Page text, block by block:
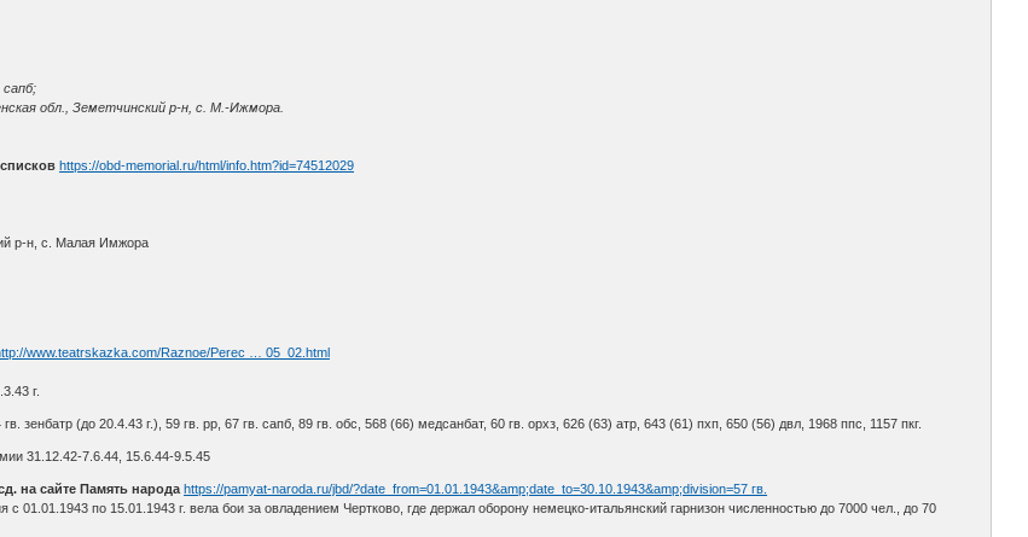
обл., Земетчинский р-н, с. М.-Ижмора.
https://obd-memorial.ru/html/info.htm?id=74512029
р-н, с. Малая Имжора
www.teatrskazka.com/Raznoe/Perec … 05_02.html
г.
зенбатр (до 20.4.43 г.), 59 гв. рр, 67 гв. сапб, 89 гв. обс, 568 (66) медсанбат, 60 гв. орхз, 626 (63) атр, 643 (61) пхп, 650 (56) двл, 1968 ппс, 1157 пкг.
31.12.42-7.6.44, 15.6.44-9.5.45
на сайте Память народа https://pamyat-naroda.ru/jbd/?date_from=01.01.1943&amp;date_to=30.10.1943&amp;division=57 гв.
с 01.01.1943 по 15.01.1943 г. вела бои за овладением Чертково, где держал оборону немецко-итальянский гарнизон численностью до 7000 чел., до 70